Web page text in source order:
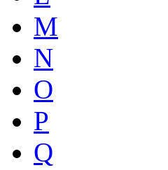
M
N
O
P
Q